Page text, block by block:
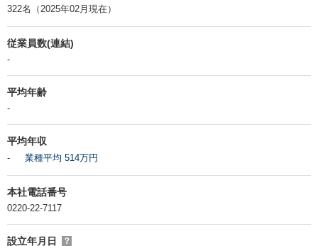
322名（2025年02月現在）
従業員数(連結)
-
平均年齢
-
平均年収
- 業種平均 514万円
本社電話番号
0220-22-7117
設立年月日 ？